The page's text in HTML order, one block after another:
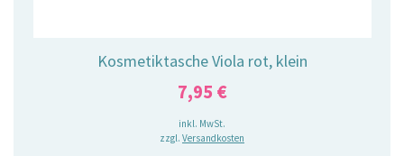
Kosmetiktasche Viola rot, klein
7,95 €
inkl. MwSt.
zzgl. Versandkosten